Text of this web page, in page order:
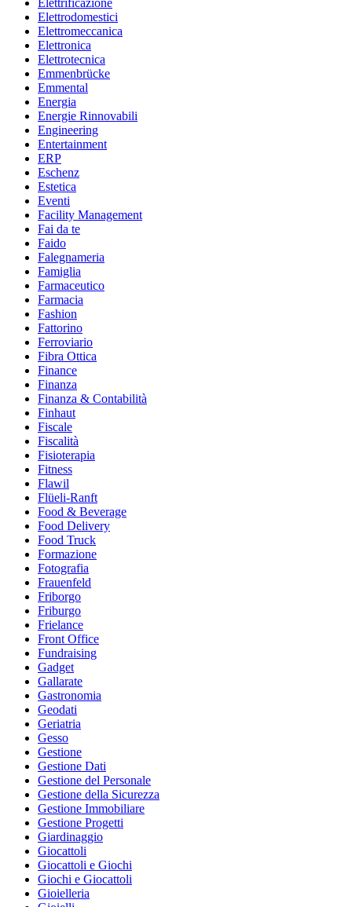
Elettrificazione
Elettrodomestici
Elettromeccanica
Elettronica
Elettrotecnica
Emmenbrücke
Emmental
Energia
Energie Rinnovabili
Engineering
Entertainment
ERP
Eschenz
Estetica
Eventi
Facility Management
Fai da te
Faido
Falegnameria
Famiglia
Farmaceutico
Farmacia
Fashion
Fattorino
Ferroviario
Fibra Ottica
Finance
Finanza
Finanza & Contabilità
Finhaut
Fiscale
Fiscalità
Fisioterapia
Fitness
Flawil
Flüeli-Ranft
Food & Beverage
Food Delivery
Food Truck
Formazione
Fotografia
Frauenfeld
Friborgo
Friburgo
Frielance
Front Office
Fundraising
Gadget
Gallarate
Gastronomia
Geodati
Geriatria
Gesso
Gestione
Gestione Dati
Gestione del Personale
Gestione della Sicurezza
Gestione Immobiliare
Gestione Progetti
Giardinaggio
Giocattoli
Giocattoli e Giochi
Giochi e Giocattoli
Gioielleria